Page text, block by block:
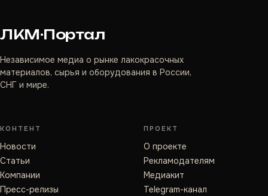
ЛКМ·Портал
Независимое медиа о рынке лакокрасочных
материалов, сырья и оборудования в России,
СНГ и мире.
КОНТЕНТ
Новости
Статьи
Компании
Пресс-релизы
ПРОЕКТ
О проекте
Рекламодателям
Медиакит
Telegram-канал